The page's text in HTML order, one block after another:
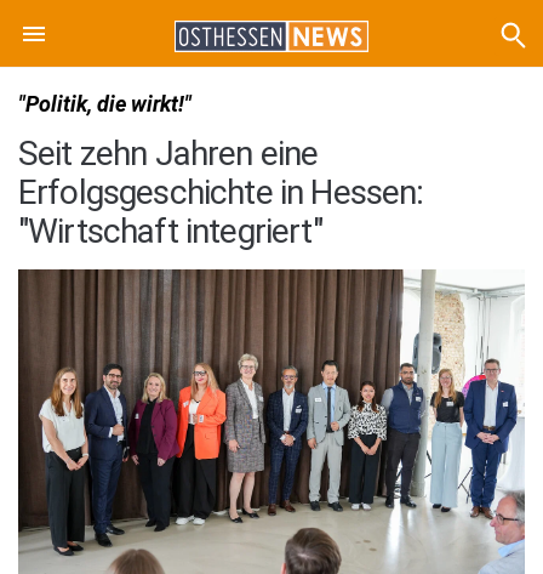
"Politik, die wirkt!"
Seit zehn Jahren eine
Erfolgsgeschichte in Hessen:
"Wirtschaft integriert"